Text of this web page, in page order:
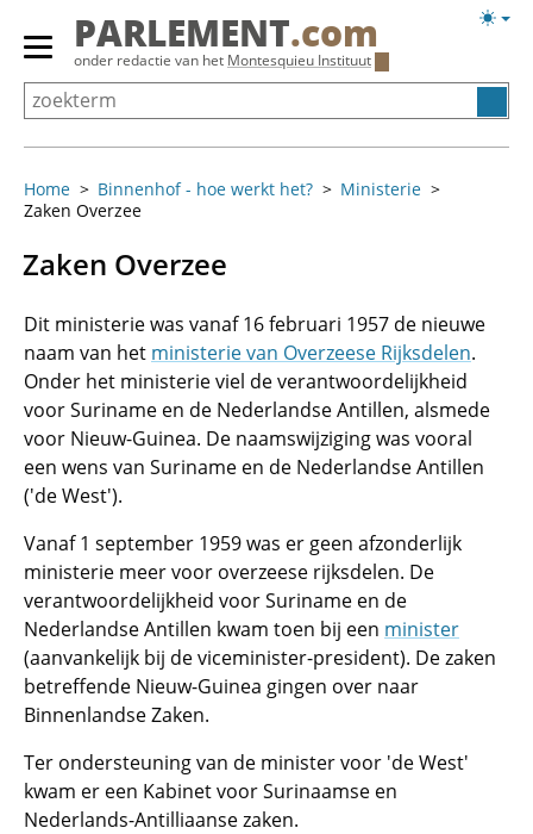
Overslaan
Primair
menu
tonen/verbergen
PARLEMENT.com
onder redactie van het Montesquieu Instituut
Home Binnenhof - hoe werkt het?
Ministerie
Zaken Overzee
Zaken Overzee
Dit ministerie was vanaf 16 februari 1957 de nieuwe
naam van het ministerie van Overzeese Rijksdelen.
Onder het ministerie viel de verantwoordelijkheid
voor Suriname en de Nederlandse Antillen, alsmede
voor Nieuw-Guinea. De naamswijziging was vooral
een wens van Suriname en de Nederlandse Antillen
('de West').
Vanaf 1 september 1959 was er geen afzonderlijk
ministerie meer voor overzeese rijksdelen. De
verantwoordelijkheid voor Suriname en de
Nederlandse Antillen kwam toen bij een minister
(aanvankelijk bij de viceminister-president). De zaken
betreffende Nieuw-Guinea gingen over naar
Binnenlandse Zaken.
Ter ondersteuning van de minister voor 'de West'
kwam er een Kabinet voor Surinaamse en
Nederlands-Antilliaanse zaken.